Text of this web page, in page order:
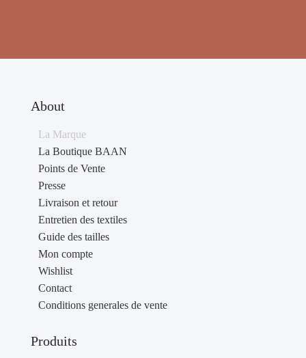
About
La Marque
La Boutique BAAN
Points de Vente
Presse
Livraison et retour
Entretien des textiles
Guide des tailles
Mon compte
Wishlist
Contact
Conditions generales de vente
Produits